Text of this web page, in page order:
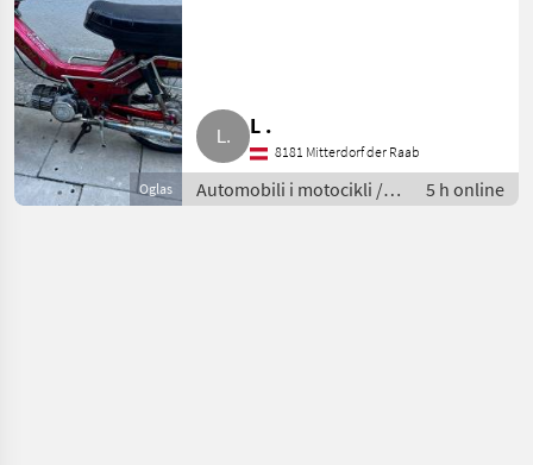
Oglas
L .
8181 Mitterdorf der Raab
Automobili i motocikli /
Motori
5 h online